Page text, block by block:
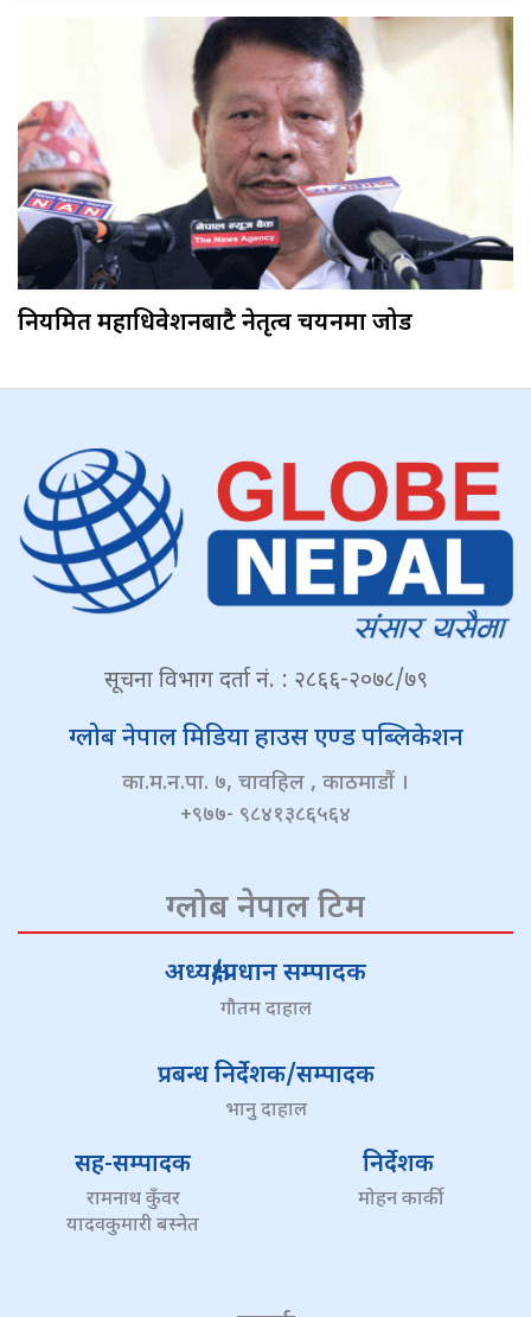
नियमित महाधिवेशनबाटै नेतृत्व चयनमा जोड
सूचना विभाग दर्ता नं. : २८६६-२०७८/७९
ग्लोब नेपाल मिडिया हाउस एण्ड पब्लिकेशन
का.म.न.पा. ७, चावहिल , काठमाडौं ।
+९७७- ९८४१३८६५६४
ग्लोब नेपाल टिम
अध्यक्ष/प्रधान सम्पादक
गौतम दाहाल
प्रबन्ध निर्देशक/सम्पादक
भानु दाहाल
सह-सम्पादक
रामनाथ कुँवर
यादवकुमारी बस्नेत
निर्देशक
मोहन कार्की